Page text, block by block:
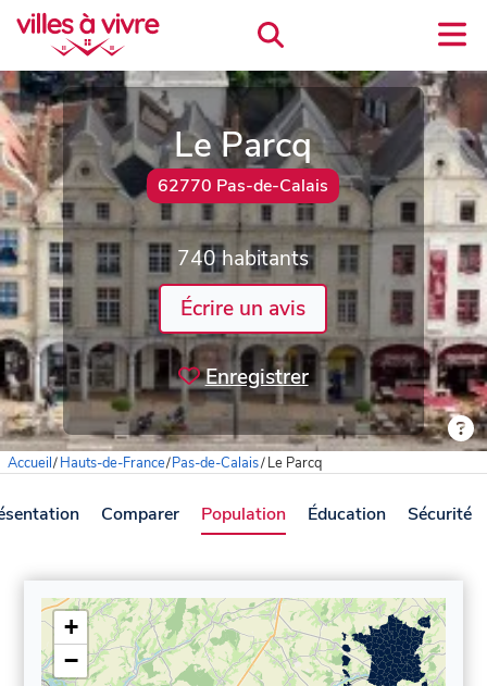
Le Parcq
62770 Pas-de-Calais
740 habitants
Écrire un avis
Enregistrer
Accueil/Hauts-de-France/Pas-de-Calais/Le Parcq
Comparer Population Éducation Sécurité
+
−